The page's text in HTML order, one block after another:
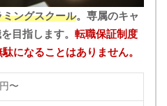
ングスクール。専属のキャ
目指します。 転職保証制度
になることはありません。
〜